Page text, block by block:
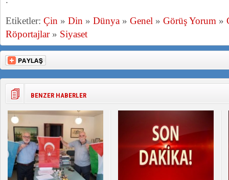
Etiketler: Çin » Din » Dünya » Genel » Görüş Yorum »
Röportajlar» Siyaset
BENZER HABERLER